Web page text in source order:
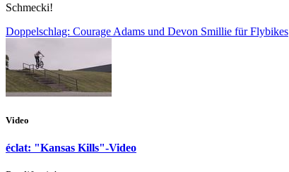
Schmecki!
Doppelschlag: Courage Adams und Devon Smillie für Flybikes
Video
éclat: "Kansas Kills"-Video